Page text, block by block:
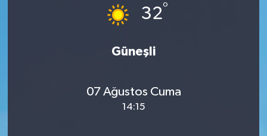
32°
Güneşli
07 Ağustos Cuma
14:15